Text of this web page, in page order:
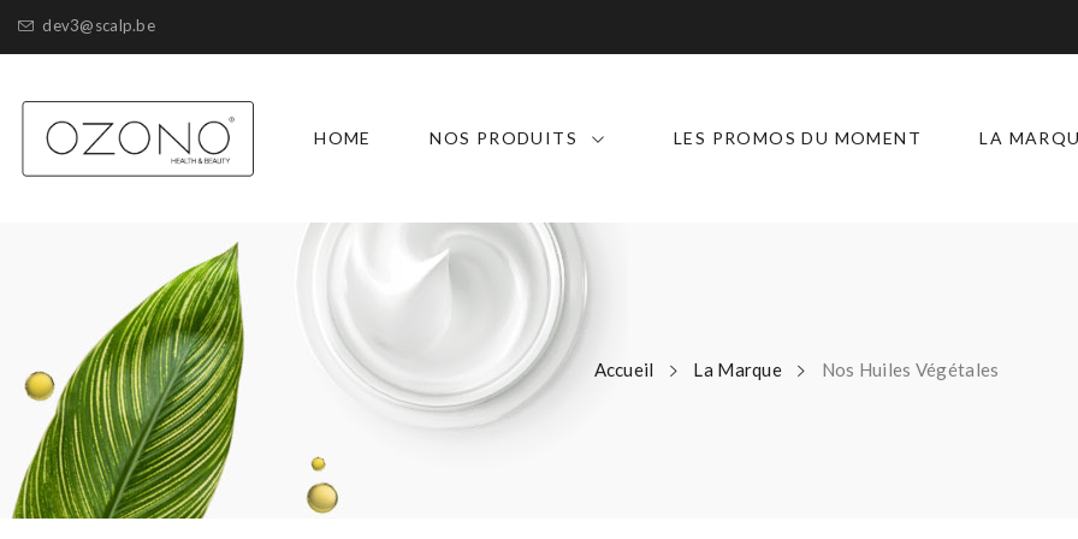
dev3@scalp.be
HOME NOS PRODUITS LES PROMOS DU MOMENT LA
Accueil La Marque Nos Huiles Végétales